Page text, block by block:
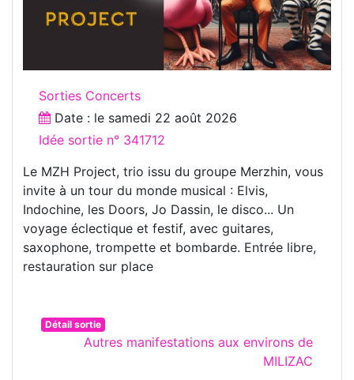
Sorties Concerts
Date : le samedi 22 août 2026
Idée sortie n° 341712
Le MZH Project, trio issu du groupe Merzhin, vous
invite à un tour du monde musical : Elvis,
Indochine, les Doors, Jo Dassin, le disco... Un
voyage éclectique et festif, avec guitares,
saxophone, trompette et bombarde. Entrée libre,
restauration sur place
Détail sortie
Autres manifestations aux environs de
MILIZAC